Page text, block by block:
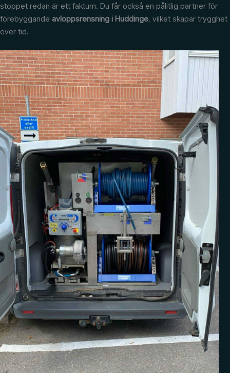
stoppet redan är ett faktum. Du får också en pålitlig partner för
förebyggande avloppsrensning i Huddinge, vilket skapar trygghet
över tid.